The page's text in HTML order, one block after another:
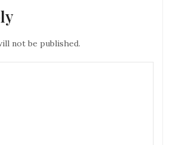
not be published.